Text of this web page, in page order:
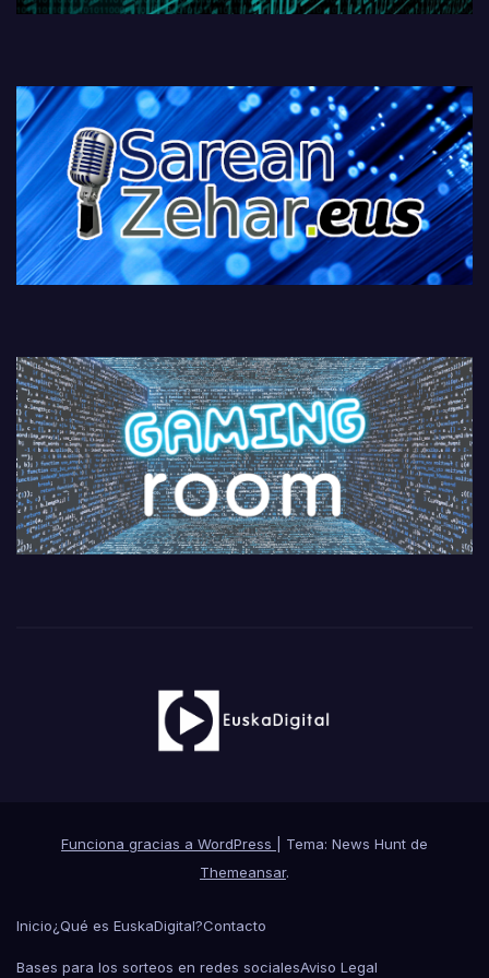
Funciona gracias a WordPress
Tema: News Hunt de
Themeansar.
Inicio¿Qué es EuskaDigital?Contacto
Bases para los sorteos en redes socialesAviso Legal